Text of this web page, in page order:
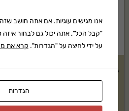
כן, המוצר מגיע עם אחריות יצרן מלאה של STIHL. לפרטים נוספים צרו קשר.
איך מקבלים הצעת מחיר?
ניתן ליצור איתנו קשר בטלפון, במייל או
גוף מכסחת דשא נטענת STIHL
דגם: RMA 235
בקשה להצעת מחיר
אנו מגישים עוגיות. אם אתה חושב
"קבל הכל". אתה יכול גם לבחור איזה
על ידי לחיצה על "הגדרות". קרא את
הגדרות